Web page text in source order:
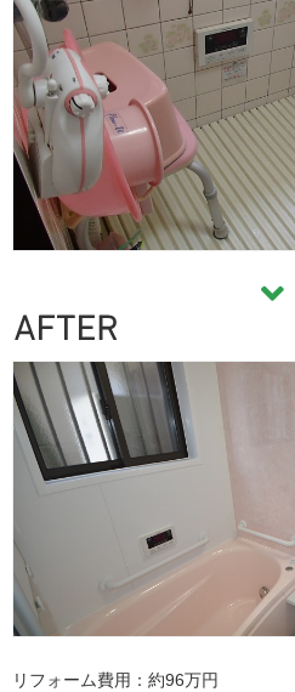
リフォーム費用 約96万円